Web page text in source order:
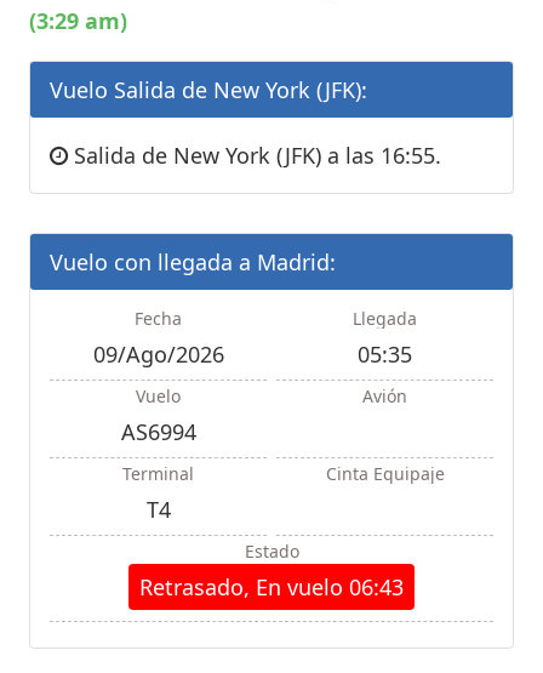
(3:29 am)
Vuelo Salida de New York (JFK):
Salida de New York (JFK) a las 16:55.
Vuelo con llegada a Madrid:
Fecha
09/Ago/2026
Llegada
05:35
Vuelo
AS6994
Avión
Terminal
T4
Cinta Equipaje
Estado
Retrasado, En vuelo 06:43